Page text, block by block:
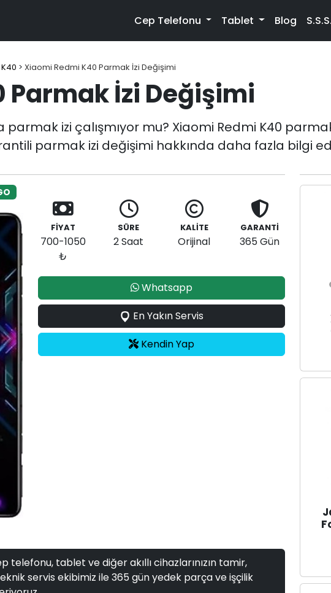
Cep Telefonu Tablet Blog S.S.S.
> Xiaomi Redmi K40 Parmak İzi Değişimi
İzi Değişimi
izi çalışmıyor mu? Xiaomi Redmi K40
parmak izi değişimi hakkında daha fazla bilgi
FİYAT
700-1050
₺
SÜRE
2 Saat
KALİTE
Orijinal
GARANTİ
365 Gün
Whatsapp
En Yakın Servis
Kendin Yap
telefonu, tablet ve diğer akıllı cihazlarınızın tamir,
servis ekibimiz ile 365 gün yedek parça ve işçilik